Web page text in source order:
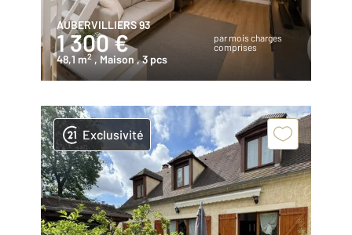
AUBERVILLIERS 93
1 300 €
par mois charges
comprises
48,1 m2 , Maison , 3 pcs
Exclusivité